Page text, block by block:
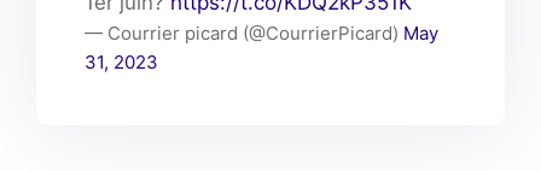
— Courrier picard (@CourrierPicard) May
31, 2023